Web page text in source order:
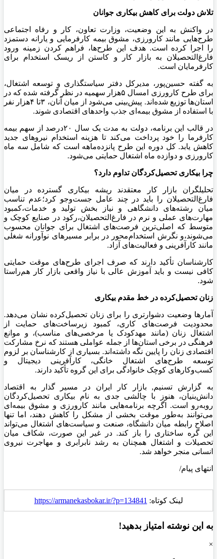
تلاش دولت برای کاهش بیکاری جوانان
در واکنش به این وضعیت، وزارت تعاون، کار و رفاه اجتماعی
طرح‌هایی مانند کارورزی، مشوق بیمه کارفرمایی و یارانه دستمزد
را اجرا کرده است. هدف این طرح‌ها، فراهم کردن زمینه ورود
فارغ‌التحصیلان به بازار کار و کاستن از ریسک استخدام برای
کارفرمایان است.
به گفته حسین‌پور، مدیرکل دفتر سیاستگذاری و توسعه اشتغال،
برای طرح کارورزی امسال ۵هزار سهمیه در نظر گرفته شده که در
استان‌ها توزیع شده‌اند. پیش‌بینی می‌شود از میان آنان، ۳تا ۴هزار نفر
با استفاده از مشوق بیمه‌ای جذب واحدهای اقتصادی شوند.
در قالب این برنامه، دولت به مدت یک سال ۲۰درصد از سهم بیمه
کارفرما را خود پرداخت می‌کند تا هزینه استخدام نیروهای جدید
کاهش یابد. کل دوره این طرح پانزده‌ماهه است که شامل سه ماه
کارورزی و دوازده ماه اشتغال حمایتی می‌شود.
چرا بیکاری تحصیل‌کردگان تداوم دارد؟
تحلیلگران بازار کار معتقدند ریشه بیکاری گسترده در میان
فارغ‌التحصیلان را باید در چند عامل جست‌وجو کرد؛عدم تناسب
میان رشته‌های دانشگاهی و نیاز بخش تولید و خدمات،کمبود
مهارت‌های عملی و نرم در فارغ‌التحصیلان،رکود در صنایع کوچک و
متوسط که اصلی‌ترین فرصت‌های اشتغال برای جوانان محسوب
می‌شوند،و نگرش استخدام‌محور در برابر مسیرهای نوآورانه شغلی
مانند کارآفرینی و فعالیت‌های آزاد.
کارشناسان تأکید دارند که صرف اجرای طرح‌های موقت حمایتی
کافی نیست و باید آموزش عالی با نیاز واقعی بازار کار هم‌راستا
شود.
زنان تحصیل‌کرده در خط مقدم بیکاری
آمارها وضعیت دشوارتری را برای زنان تحصیل‌کرده نشان می‌دهد.
محدودیت فرصت‌های کاری، کمبود زیرساخت‌های حمایت از
اشتغال زنان (مانند مهدکودک یا مرخصی‌های مناسب)، و موانع
فرهنگی در برخی استان‌ها از جمله عواملی هستند که نرخ مشارکت
اقتصادی زنان را پایین نگه داشته‌اند. بسیاری از کارشناسان بر لزوم
توسعه طرح‌های اشتغال خانگی، کارآفرینی دیجیتال و
کسب‌وکارهای کوچک خانوادگی برای این گروه تأکید دارند.
به گزارش تسنیم, بازار کار ایران در مسیر گذار به اقتصاد
دانش‌بنیان، هنوز با چالشی جدی به نام بیکاری تحصیل‌کردگان
روبه‌رو است. اگرچه برنامه‌هایی مانند کارورزی و مشوق بیمه‌ای
می‌توانند به‌طور موقت بخشی از مشکل را کاهش دهند، اما تنها
اصلاح رابطه میان دانشگاه، صنعت و سیاست‌های اشتغال می‌تواند
این گره ساختاری را باز کند. در غیر این صورت، شکاف میان
تحصیلات و اشتغال همچنان به رشد نابرابری و مهاجرت نیروی
انسانی منجر خواهد شد.
انتهای پیام/
لینک کوتاه: https://armanekasbokar.ir/?p=134841
به این نوشته امتیاز بدهید!
×